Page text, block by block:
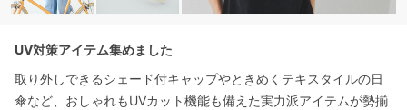
UV対策アイテム集めました
取り外しできるシェード付キャップやときめくテキスタイルの日
傘など、おしゃれもUVカット機能も備えた実力派アイテムが勢揃